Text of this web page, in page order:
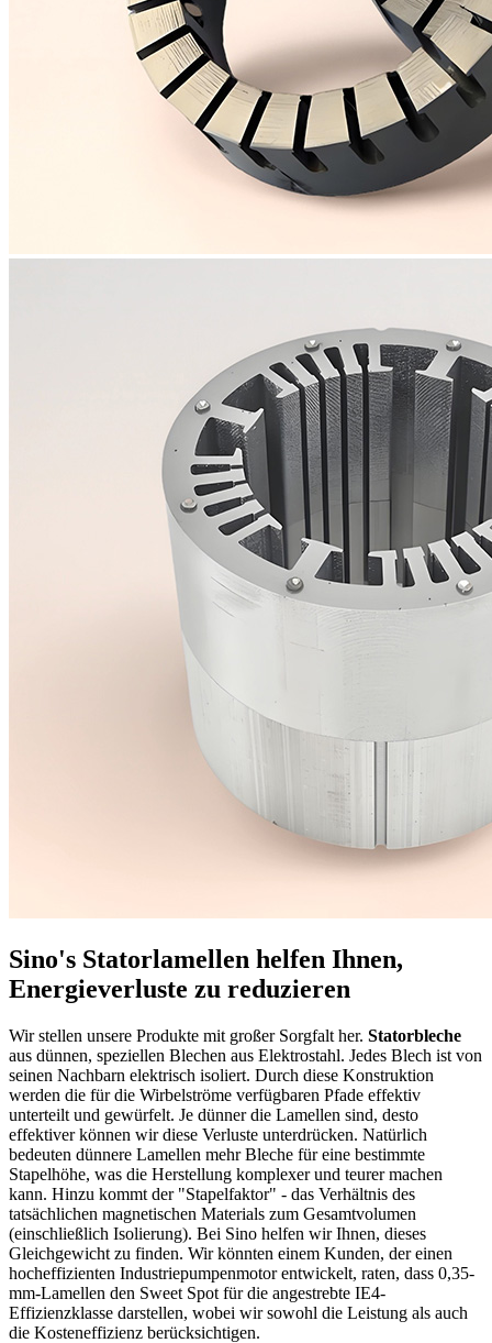
Sino's Statorlamellen helfen Ihnen,
Energieverluste zu reduzieren
Wir stellen unsere Produkte mit großer Sorgfalt her. Statorbleche
aus dünnen, speziellen Blechen aus Elektrostahl. Jedes Blech ist von
seinen Nachbarn elektrisch isoliert. Durch diese Konstruktion
werden die für die Wirbelströme verfügbaren Pfade effektiv
unterteilt und gewürfelt. Je dünner die Lamellen sind, desto
effektiver können wir diese Verluste unterdrücken. Natürlich
bedeuten dünnere Lamellen mehr Bleche für eine bestimmte
Stapelhöhe, was die Herstellung komplexer und teurer machen
kann. Hinzu kommt der "Stapelfaktor" - das Verhältnis des
tatsächlichen magnetischen Materials zum Gesamtvolumen
(einschließlich Isolierung). Bei Sino helfen wir Ihnen, dieses
Gleichgewicht zu finden. Wir könnten einem Kunden, der einen
hocheffizienten Industriepumpenmotor entwickelt, raten, dass 0,35-
mm-Lamellen den Sweet Spot für die angestrebte IE4-
Effizienzklasse darstellen, wobei wir sowohl die Leistung als auch
die Kosteneffizienz berücksichtigen.